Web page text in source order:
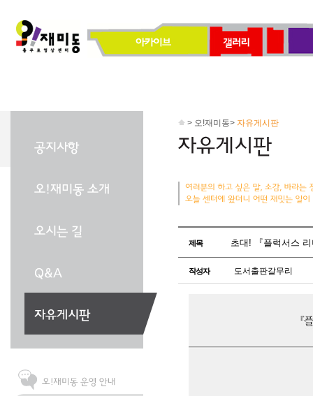
> 오!재미동> 자유게시판
제목 초대! 『플럭서스
작성자 도서출판갈무리